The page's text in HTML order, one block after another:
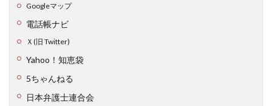
Googleマップ
電話帳ナビ
Ｘ(旧 Twitter)
Yahoo！知恵袋
5ちゃんねる
日本弁護士連合会